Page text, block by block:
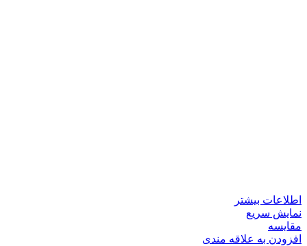
اطلاعات بیشتر
نمایش سریع
مقايسه
افزودن به علاقه مندی